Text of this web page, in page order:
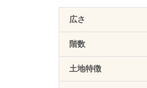
広さ
階数
土地特徴